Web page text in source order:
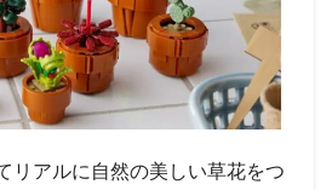
リアルに自然の美しい草花をつ